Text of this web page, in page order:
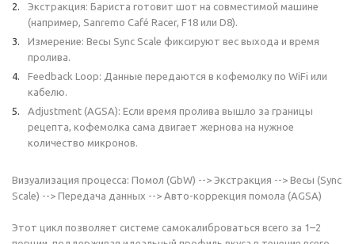
Экстракция: Бариста готовит шот на совместимой машине
(например, Sanremo Café Racer, F18 или D8).
Измерение: Весы Sync Scale фиксируют вес выхода и время
пролива.
Feedback Loop: Данные передаются в кофемолку по WiFi или
кабелю.
Adjustment (AGSA): Если время пролива вышло за границы
рецепта, кофемолка сама двигает жернова на нужное
количество микронов.
Визуализация процесса: Помол (GbW) --> Экстракция --> Весы (Sync
Scale) --> Передача данных --> Авто-коррекция помола (AGSA)
Этот цикл позволяет системе самокалиброваться всего за 1–2